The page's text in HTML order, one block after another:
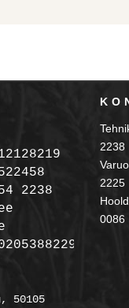
2238
SEB
50105
2238
2225
0086